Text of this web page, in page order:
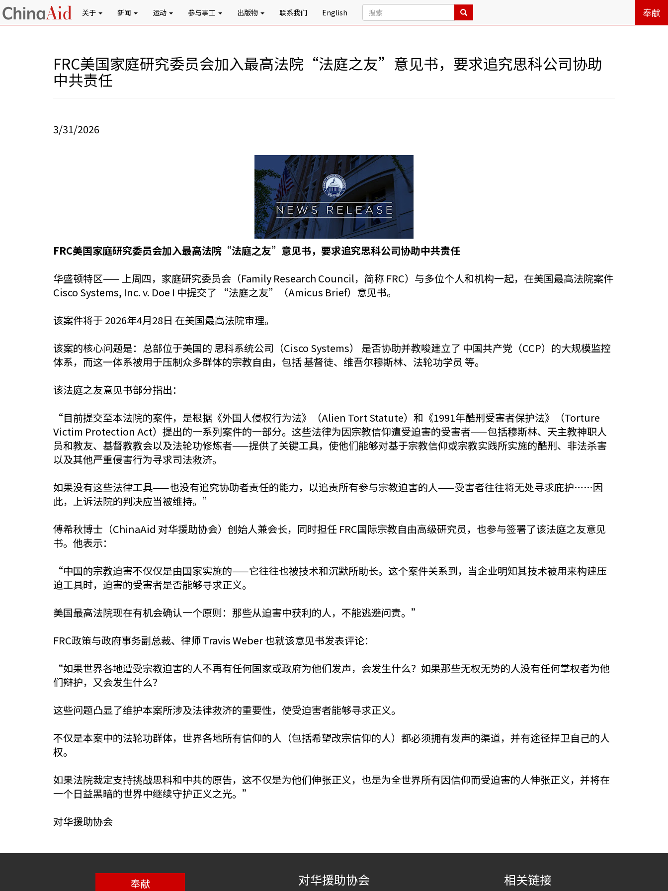
关于 新闻 运动 参与事工 出版物 联系我们 English 奉献
FRC美国家庭研究委员会加入最高法院“法庭之友”意见书，要求追究思科公司协助
中共责任
3/31/2026
FRC美国家庭研究委员会加入最高法院“法庭之友”意见书，要求追究思科公司协助中共责任
华盛顿特区—— 上周四，家庭研究委员会（Family Research Council，简称 FRC）与多位个人和机构一起，在美国最高法院案件
Cisco Systems, Inc. v. Doe I 中提交了 “法庭之友”（Amicus Brief）意见书。
该案件将于 2026年4月28日 在美国最高法院审理。
该案的核心问题是：总部位于美国的 思科系统公司（Cisco Systems） 是否协助并教唆建立了 中国共产党（CCP）的大规模监控
体系，而这一体系被用于压制众多群体的宗教自由，包括 基督徒、维吾尔穆斯林、法轮功学员 等。
该法庭之友意见书部分指出：
“目前提交至本法院的案件，是根据《外国人侵权行为法》（Alien Tort Statute）和《1991年酷刑受害者保护法》（Torture
Victim Protection Act）提出的一系列案件的一部分。这些法律为因宗教信仰遭受迫害的受害者——包括穆斯林、天主教神职人
员和教友、基督教教会以及法轮功修炼者——提供了关键工具，使他们能够对基于宗教信仰或宗教实践所实施的酷刑、非法杀害
以及其他严重侵害行为寻求司法救济。
如果没有这些法律工具——也没有追究协助者责任的能力，以追责所有参与宗教迫害的人——受害者往往将无处寻求庇护……因
此，上诉法院的判决应当被维持。”
傅希秋博士（ChinaAid 对华援助协会）创始人兼会长，同时担任 FRC国际宗教自由高级研究员，也参与签署了该法庭之友意见
书。他表示：
“中国的宗教迫害不仅仅是由国家实施的——它往往也被技术和沉默所助长。这个案件关系到，当企业明知其技术被用来构建压
迫工具时，迫害的受害者是否能够寻求正义。
美国最高法院现在有机会确认一个原则：那些从迫害中获利的人，不能逃避问责。”
FRC政策与政府事务副总裁、律师 Travis Weber 也就该意见书发表评论：
“如果世界各地遭受宗教迫害的人不再有任何国家或政府为他们发声，会发生什么？如果那些无权无势的人没有任何掌权者为他
们辩护，又会发生什么？
这些问题凸显了维护本案所涉及法律救济的重要性，使受迫害者能够寻求正义。
不仅是本案中的法轮功群体，世界各地所有信仰的人（包括希望改宗信仰的人）都必须拥有发声的渠道，并有途径捍卫自己的人
权。
如果法院裁定支持挑战思科和中共的原告，这不仅是为他们伸张正义，也是为全世界所有因信仰而受迫害的人伸张正义，并将在
一个日益黑暗的世界中继续守护正义之光。”
对华援助协会
奉献 对华援助协会 相关链接